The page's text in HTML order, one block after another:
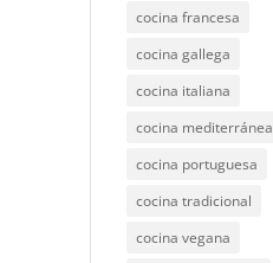
cocina francesa
cocina gallega
cocina italiana
cocina mediterránea
cocina portuguesa
cocina tradicional
cocina vegana